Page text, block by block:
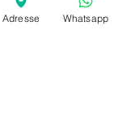
Adresse Whatsapp